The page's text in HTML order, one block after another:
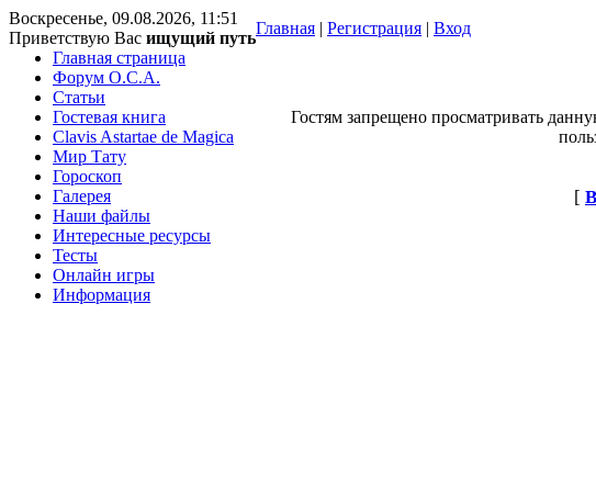
Воскресенье, 09.08.2026, 11:51
Приветствую Вас ищущий путь
Главная | Регистрация | Вход
Главная страница
Форум O.C.A.
Статьи
Гостевая книга
Clavis Astartae de Magica
Мир Тату
Гороскоп
Галерея
Наши файлы
Интересные ресурсы
Тесты
Онлайн игры
Информация
Гостям запрещено просматривать
[